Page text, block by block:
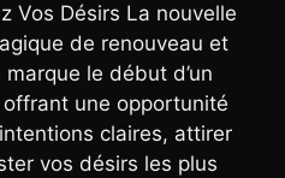
Vos Désirs La nouvelle
de renouveau et
le début d’un
une opportunité
claires, attirer
vos désirs les plus